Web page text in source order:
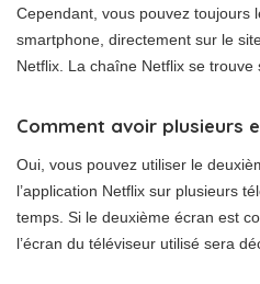
Cependant, vous pouvez toujours
smartphone, directement sur le
Netflix. La chaîne Netflix se trouve
Comment avoir plusieurs
Oui, vous pouvez utiliser le
l’application Netflix sur plusieurs
temps. Si le deuxième écran est
l’écran du téléviseur utilisé sera